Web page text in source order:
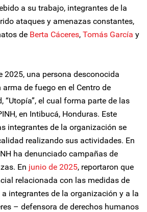
a su trabajo, integrantes de la
ataques y amenazas constantes,
de Berta Cáceres, Tomás García y
2025, una persona desconocida
de fuego en el Centro de
“Utopía”, el cual forma parte de las
en Intibucá, Honduras. Este
integrantes de la organización se
realizando sus actividades. En
ha denunciado campañas de
En junio de 2025, reportaron que
relacionada con las medidas de
integrantes de la organización y a la
– defensora de derechos humanos